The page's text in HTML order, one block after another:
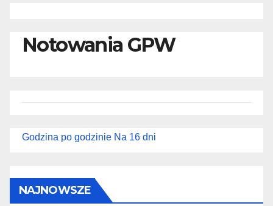
Notowania GPW
Godzina po godzinie Na 16 dni
NAJNOWSZE